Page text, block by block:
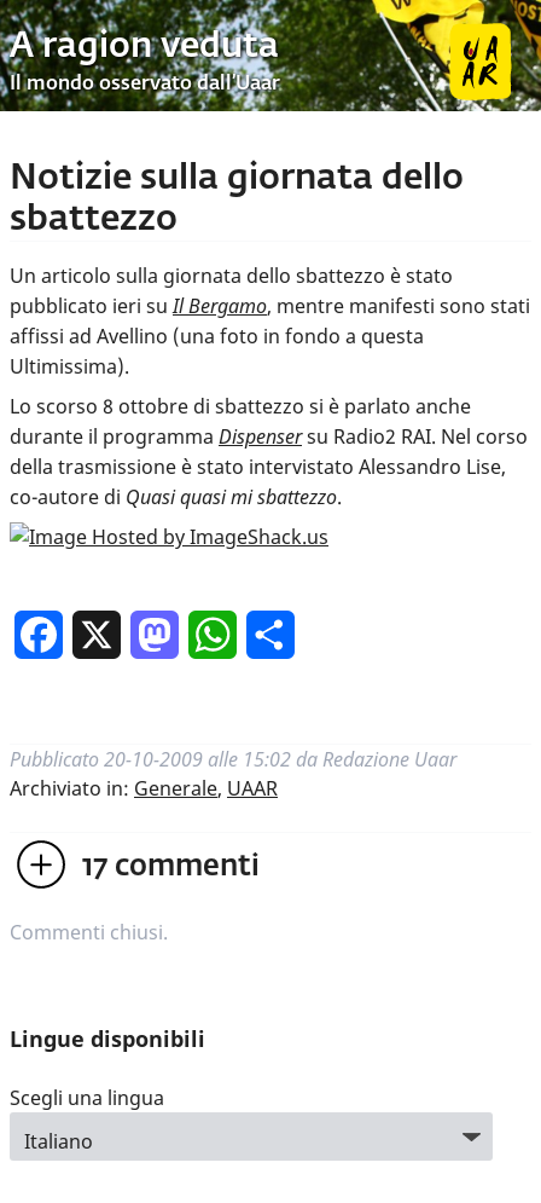
A ragion veduta
Il mondo osservato dall’Uaar
Notizie sulla giornata dello
sbattezzo
Un articolo sulla giornata dello sbattezzo è stato
pubblicato ieri suIl Bergamo, mentre manifesti sono stati
affissi ad Avellino (una foto in fondo a questa
Ultimissima).
Lo scorso 8 ottobre di sbattezzo si è parlato anche
durante il programma Dispensersu Radio2 RAI. Nel corso
della trasmissione è stato intervistato Alessandro Lise,
co-autore di Quasi quasi mi sbattezzo.
Facebook MastodonWhatsApp
Pubblicato 20-10-2009 alle 15:02 da Redazione Uaar
Archiviato in: Generale, UAAR
17 commenti
Commenti chiusi.
Lingue disponibili
Scegli una lingua